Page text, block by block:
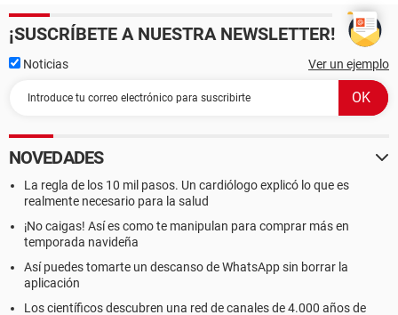
¡SUSCRÍBETE A NUESTRA NEWSLETTER!
Noticias Ver un ejemplo
NOVEDADES
La regla de los 10 mil pasos. Un cardiólogo explicó lo que es
realmente necesario para la salud
¡No caigas! Así es como te manipulan para comprar más en
temporada navideña
Así puedes tomarte un descanso de WhatsApp sin borrar la
aplicación
Los científicos descubren una red de canales de 4.000 años de